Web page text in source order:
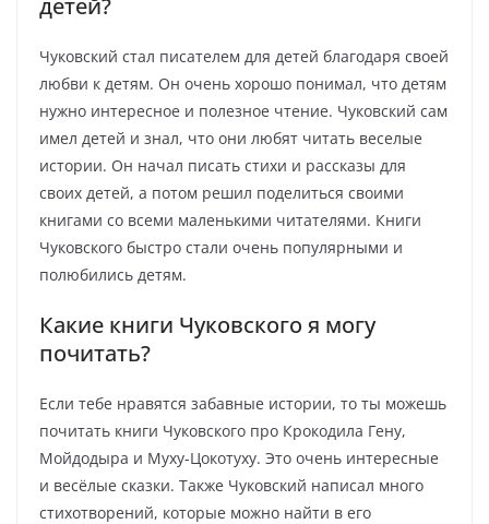
детей?
Чуковский стал писателем для детей благодаря своей
любви к детям. Он очень хорошо понимал, что детям
нужно интересное и полезное чтение. Чуковский сам
имел детей и знал, что они любят читать веселые
истории. Он начал писать стихи и рассказы для
своих детей, а потом решил поделиться своими
книгами со всеми маленькими читателями. Книги
Чуковского быстро стали очень популярными и
полюбились детям.
Какие книги Чуковского я могу
почитать?
Если тебе нравятся забавные истории, то ты можешь
почитать книги Чуковского про Крокодила Гену,
Мойдодыра и Муху-Цокотуху. Это очень интересные
и весёлые сказки. Также Чуковский написал много
стихотворений, которые можно найти в его